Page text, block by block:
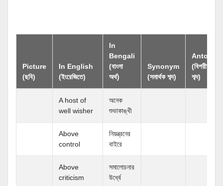
Picture
(ছবি)
In English
(ইংরেজিতে)
In
Bengali
(বাংলা
অর্থ)
Synonym
(সমার্থক শব্দ)
Antonym
(বিপরীতার্থক
শব্দ)
A host of
well wisher
অনেক
শুভাকাঙ্খী
Above
control
নিয়ন্ত্রনের
বাইরে
Above
criticism
সমালোচনার
উর্ধ্বে